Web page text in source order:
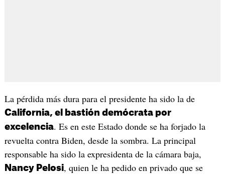
La pérdida más dura para el presidente ha sido la de
California, el bastión demócrata por
excelencia. Es en este Estado donde se ha forjado la
revuelta contra Biden, desde la sombra. La principal
responsable ha sido la expresidenta de la cámara baja,
Nancy Pelosi, quien le ha pedido en privado que se